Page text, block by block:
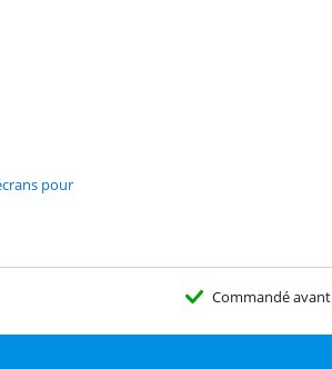
pour
Commandé avant